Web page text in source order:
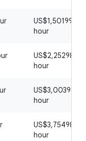
US$1,501992 / 1
hour
US$2,252988 /
hour
US$3,003984 /
hour
US$3,75498 / 1
hour